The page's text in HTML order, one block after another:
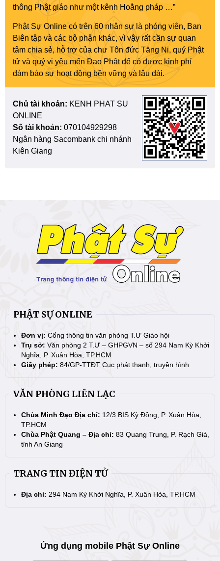
thông Phật giáo như một kênh Hoằng pháp …”
Phật Sự Online có trên 60 nhân sự là phóng viên, Ban
Biên tập và các bộ phận khác, vì vậy rất cần sự quan
tâm chia sẻ, hỗ trợ của chư Tôn đức Tăng Ni, quý Phật
tử và quý vị yêu mến Đạo Phật để có được kinh phí
đảm bảo sự hoạt động bền vững và lâu dài.
Chủ tài khoản: KENH PHAT SU
ONLINE
Số tài khoản: 070104929298
Ngân hàng Sacombank chi nhánh
Kiên Giang
PHẬT SỰ ONLINE
Đơn vị: Cổng thông tin văn phòng T.Ư Giáo hội
Trụ sở: Văn phòng 2 T.Ư – GHPGVN – số 294 Nam Kỳ Khởi
Nghĩa, P. Xuân Hòa, TP.HCM
Giấy phép: 84/GP-TTĐT Cục phát thanh, truyền hình
VĂN PHÒNG LIÊN LẠC
Chùa Minh Đạo Địa chỉ: 12/3 BIS Kỳ Đồng, P. Xuân Hòa,
TP.HCM
Chùa Phật Quang – Địa chỉ: 83 Quang Trung, P. Rạch Giá,
tỉnh An Giang
TRANG TIN ĐIỆN TỬ
Địa chỉ: 294 Nam Kỳ Khởi Nghĩa, P. Xuân Hòa, TP.HCM
Ứng dụng mobile Phật Sự Online